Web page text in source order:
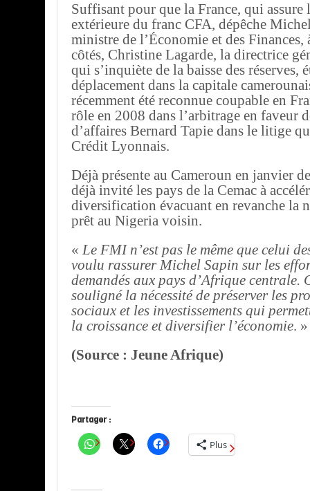
Suffisant pour que la France, qui assure
extérieure du franc CFA, dépêche
ministre de l’Économie et des Finances,
côtés, Christine Lagarde, la directrice
qui s’inquiète de la baisse des réserves,
déplacement dans la capitale
récemment été reconnue coupable en
rôle en 2008 dans l’arbitrage en faveur
d’affaires Bernard Tapie dans le litige
Crédit Lyonnais.
Déjà présente au Cameroun en janvier
déjà invité les pays de la Cemac à
diversification évacuant en revanche la
prêt au Nigeria voisin.
« Le FMI n’est pas le même que celui
voulu rassurer Michel Sapin sur les
demandés aux pays d’Afrique centrale.
souligné la nécessité de préserver les
sociaux et les investissements qui
la croissance et diversifier l’économie. »
(Source : Jeune Afrique)
Partager :
Plus